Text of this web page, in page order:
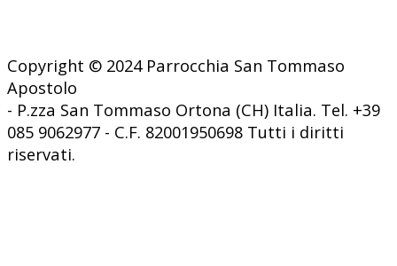
Copyright © 2024 Parrocchia San Tommaso
Apostolo
- P.zza San Tommaso Ortona (CH) Italia. Tel. +39
085 9062977 - C.F. 82001950698 Tutti i diritti
riservati.